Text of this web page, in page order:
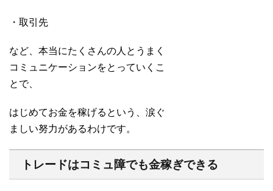
・取引先
など、本当にたくさんの人とうまく
コミュニケーションをとっていくこ
とで、
はじめてお金を稼げるという、涙ぐ
ましい努力があるわけです。
トレードはコミュ障でも金稼ぎできる